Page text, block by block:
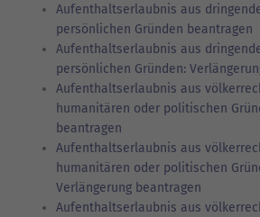
Aufenthaltserlaubnis aus
persönlichen Gründen beantragen
Aufenthaltserlaubnis aus
persönlichen Gründen:
Aufenthaltserlaubnis aus
humanitären oder politischen
beantragen
Aufenthaltserlaubnis aus
humanitären oder politischen
Verlängerung beantragen
Aufenthaltserlaubnis aus